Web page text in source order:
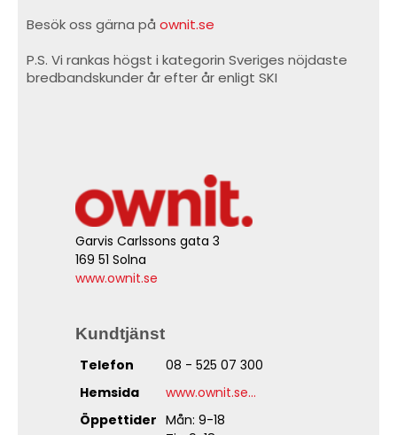
Besök oss gärna på ownit.se
P.S. Vi rankas högst i kategorin Sveriges nöjdaste
bredbandskunder år efter år enligt SKI
Garvis Carlssons gata 3
169 51 Solna
www.ownit.se
Kundtjänst
Telefon
08 - 525 07 300
Hemsida
www.ownit.se...
Öppettider Mån: 9-18